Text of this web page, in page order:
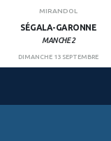
MIRANDOL
SÉGALA-GARONNE
MANCHE 2
DIMANCHE 13 SEPTEMBRE